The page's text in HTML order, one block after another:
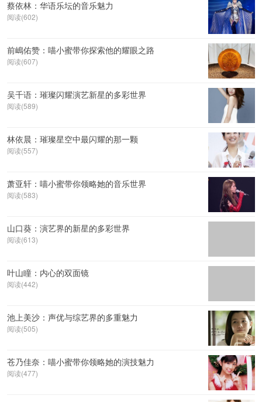
蔡依林：华语乐坛的音乐魅力
阅读(602)
前嶋佑赞：喵小蜜带你探索他的耀眼之路
阅读(607)
吴千语：璀璨闪耀演艺新星的多彩世界
阅读(589)
林依晨：璀璨星空中最闪耀的那一颗
阅读(557)
萧亚轩：喵小蜜带你领略她的音乐世界
阅读(583)
山口葵：演艺界的新星的多彩世界
阅读(613)
叶山瞳：内心的双面镜
阅读(442)
池上美沙：声优与综艺界的多重魅力
阅读(505)
苍乃佳奈：喵小蜜带你领略她的演技魅力
阅读(477)